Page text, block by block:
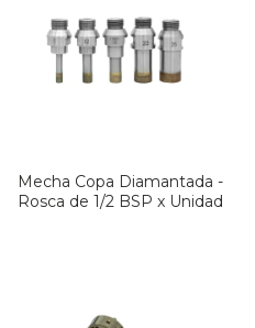
Mecha Copa Diamantada -
Rosca de 1/2 BSP x Unidad